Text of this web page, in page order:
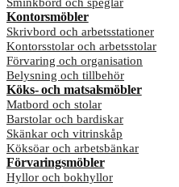
Kontorsmöbler
Skrivbord och arbetsstationer
Kontorsstolar och arbetsstolar
Förvaring och organisation
Belysning och tillbehör
Köks- och matsalsmöbler
Matbord och stolar
Barstolar och bardiskar
Skänkar och vitrinskåp
Köksöar och arbetsbänkar
Förvaringsmöbler
Hyllor och bokhyllor